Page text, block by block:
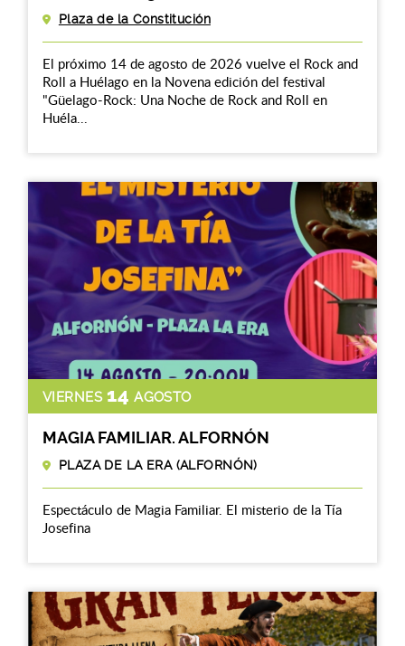
Plaza de la Constitución
El próximo 14 de agosto de 2026 vuelve el Rock and
Roll a Huélago en la Novena edición del festival
"Güelago-Rock: Una Noche de Rock and Roll en
Huéla...
VIERNES 14 AGOSTO
PLAZA DE LA ERA (ALFORNÓN)
MAGIA FAMILIAR. ALFORNÓN
Espectáculo de Magia Familiar. El misterio de la Tía
Josefina